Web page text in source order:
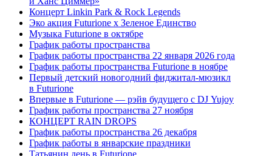
Концерт Linkin Park & Rock Legends
Эко акция Futurione х Зеленое Единство
Музыка Futurione в октябре
График работы пространства
График работы пространства 22 января 2026 года
График работы пространства Futurione в ноябре
Первый детский новогодний фиджитал-мюзикл
в Futurione
Впервые в Futurione — рэйв будущего с DJ Yujoy
График работы пространства 27 ноября
КОНЦЕРТ RAIN DROPS
График работы пространства 26 декабря
График работы в январские праздники
Татьянин день в Futurione